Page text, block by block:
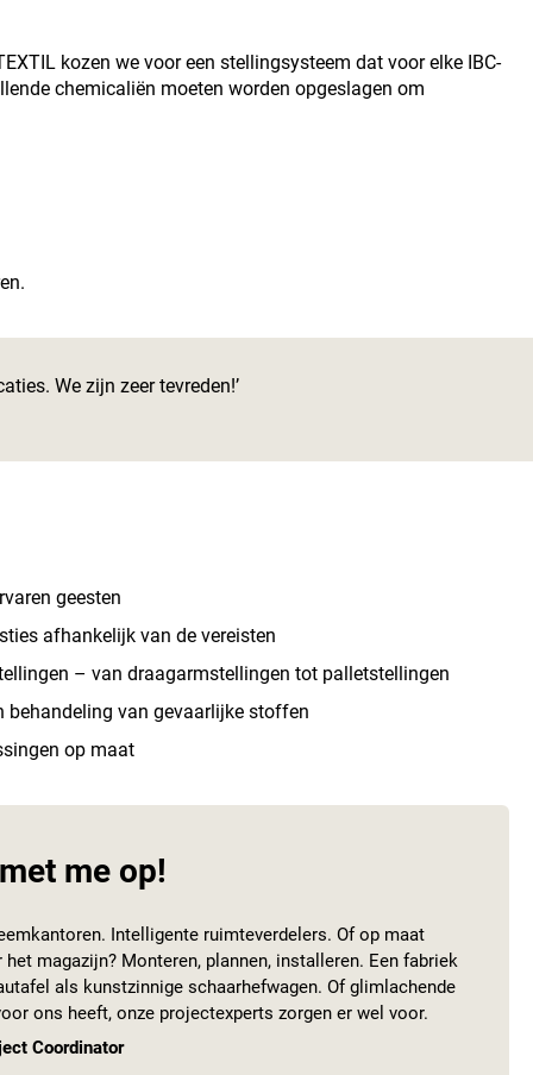
kozen we voor een stellingsysteem dat voor elke IBC-
chemicaliën moeten worden opgeslagen om
We zijn zeer tevreden!’
geesten
afhankelijk van de vereisten
– van draagarmstellingen tot palletstellingen
behandeling van gevaarlijke stoffen
op maat
me op!
Intelligente ruimteverdelers. Of op maat
magazijn? Monteren, plannen, installeren. Een fabriek
als kunstzinnige schaarhefwagen. Of glimlachende
ons heeft, onze projectexperts zorgen er wel voor.
Coordinator